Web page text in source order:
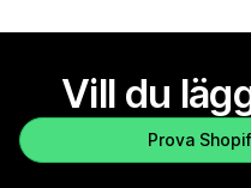
Vill du
Prova